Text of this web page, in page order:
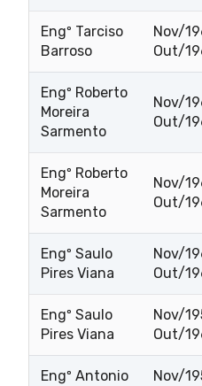
Engº Tarciso
Barroso
Nov/
Out/
Engº Roberto
Moreira
Sarmento
Nov/
Out/
Engº Roberto
Moreira
Sarmento
Nov/
Out/
Engº Saulo
Pires Viana
Nov/
Out/
Engº Saulo
Pires Viana
Nov/
Out/
Engº Antonio
Nov/